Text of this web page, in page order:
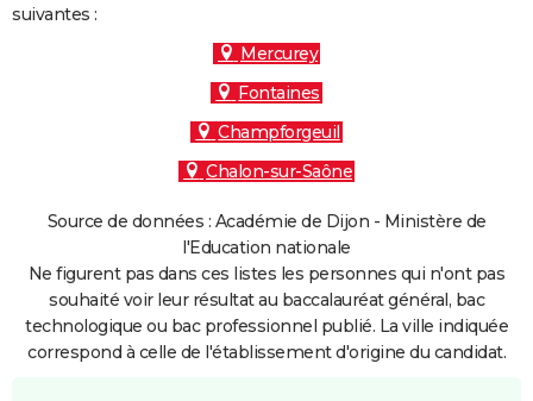
suivantes :
Mercurey
Fontaines
Champforgeuil
Chalon-sur-Saône
Source de données : Académie de Dijon - Ministère de
l'Education nationale
Ne figurent pas dans ces listes les personnes qui n'ont pas
souhaité voir leur résultat au baccalauréat général, bac
technologique ou bac professionnel publié. La ville indiquée
correspond à celle de l'établissement d'origine du candidat.